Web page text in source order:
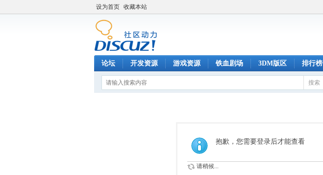
设为首页 收藏本站
论坛 开发资源 游戏资源 铁血剧场 3DM版区 排行榜
搜索
抱歉，您需要登录后才能查看
请稍候...